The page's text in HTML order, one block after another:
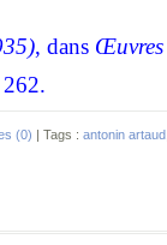
, dans Œuvres
(0) | Tags : antonin artaud